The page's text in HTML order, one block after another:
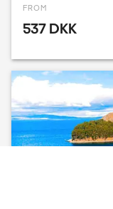
FROM
537 DKK